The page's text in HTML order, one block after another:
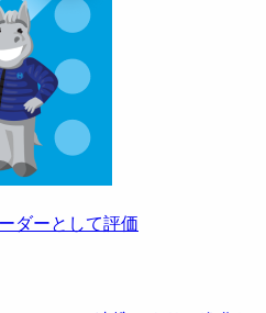
ダーとして評価